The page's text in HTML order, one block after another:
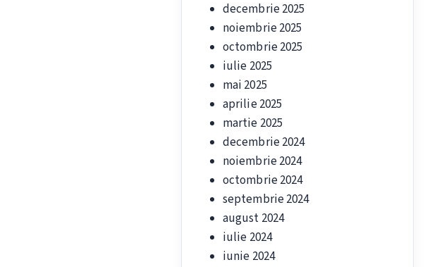
decembrie 2025
noiembrie 2025
octombrie 2025
iulie 2025
mai 2025
aprilie 2025
martie 2025
decembrie 2024
noiembrie 2024
octombrie 2024
septembrie 2024
august 2024
iulie 2024
iunie 2024